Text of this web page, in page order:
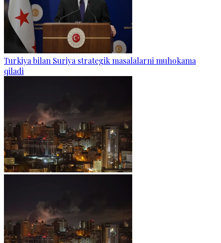
Turkiya bilan Suriya strategik masalalarni muhokama
qiladi